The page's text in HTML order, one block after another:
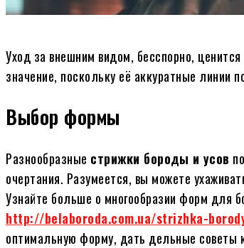
Уход за внешним видом, бесспорно,
значение, поскольку её аккуратные линии
Выбор формы
Разнообразные стрижки бороды и усов
очертания. Разумеется, вы можете
Узнайте больше о многообразии форм для
http://belaboroda.com.ua/strizhka-
оптимальную форму, дать дельные советы